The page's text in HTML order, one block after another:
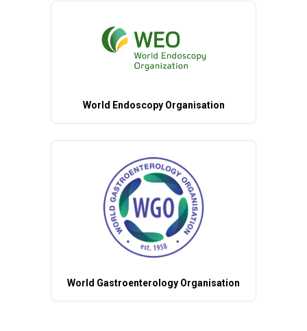
World Endoscopy Organisation
World Gastroenterology Organisation